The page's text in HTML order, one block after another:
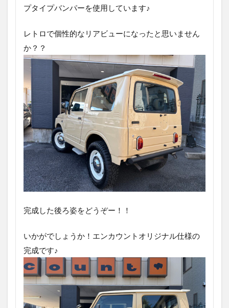
プタイプバンパーを使用しています♪
レトロで個性的なリアビューになったと思いません
か？？
完成した後ろ姿をどうぞー！！
いかがでしょうか！エンカウントオリジナル仕様の
完成です♪